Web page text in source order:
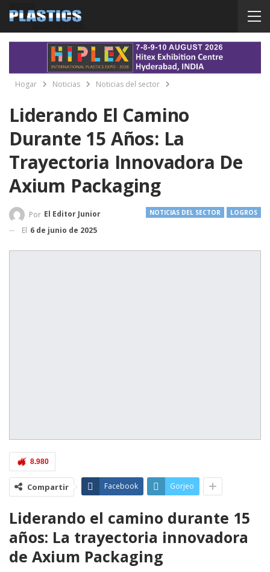
Hogar Noticias Noticias del sector
Liderando El Camino
Durante 15 Años: La
Trayectoria Innovadora De
Axium Packaging
NOTICIAS DEL SECTOR LOGROS
Por El Editor Junior
El 6 de junio de 2025
8.980
Compartir Facebook Gorjeo
Liderando el camino durante 15
años: La trayectoria innovadora
de Axium Packaging